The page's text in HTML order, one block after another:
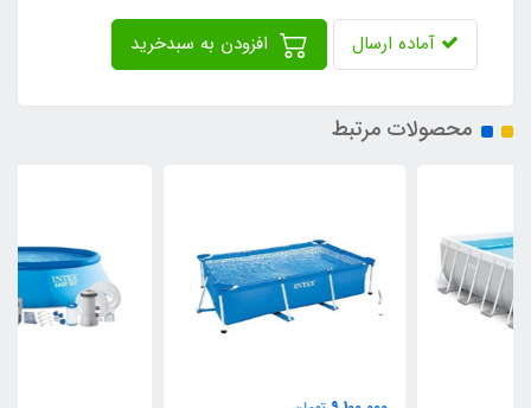
آماده ارسال
محصولات مرتبط